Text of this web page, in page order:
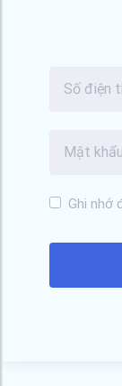
Ghi nhớ